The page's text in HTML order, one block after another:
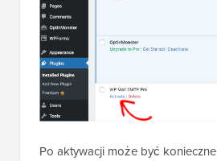
Po aktywacji może być